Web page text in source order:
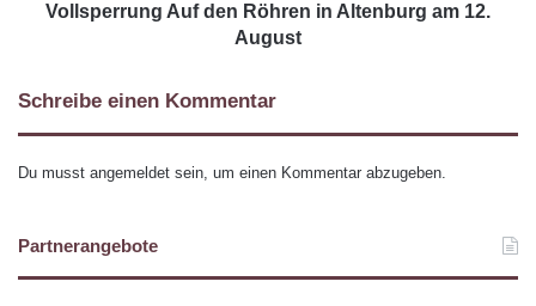
Vollsperrung Auf den Röhren in Altenburg am 12.
August
Schreibe einen Kommentar
Du musst angemeldet sein, um einen Kommentar abzugeben.
Partnerangebote